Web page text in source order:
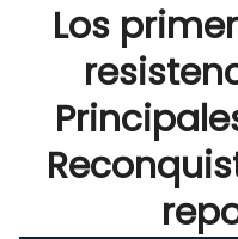
Los